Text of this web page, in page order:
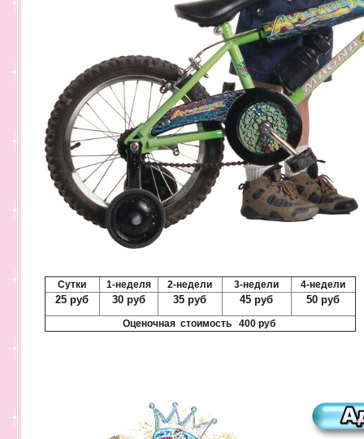
Сутки 1-неделя 2-недели 3-недели 4-недели
25 руб 30 руб 35 руб 45 руб 50 руб
Оценочная стоимость 400 руб